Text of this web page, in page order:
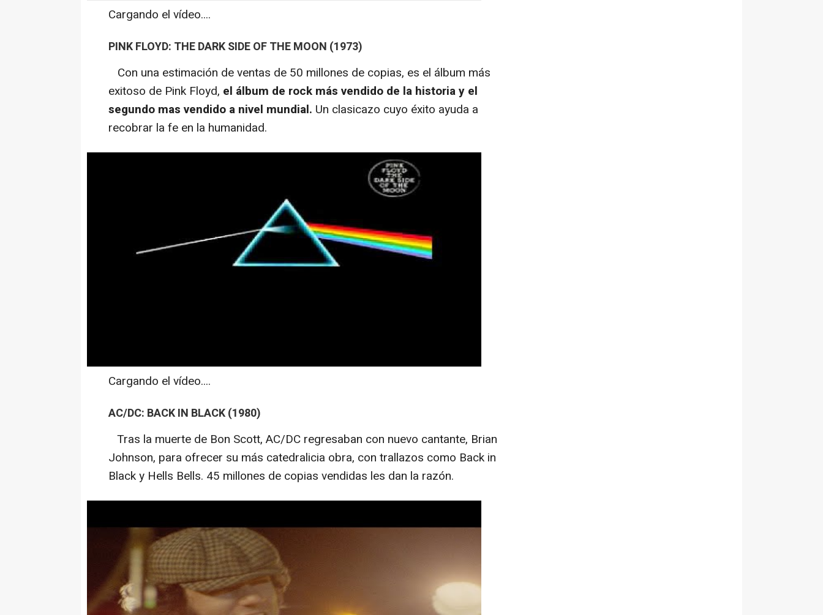
Cargando el vídeo....
PINK FLOYD: THE DARK SIDE OF THE MOON (1973)
Con una estimación de ventas de 50 millones de copias, es el álbum más
exitoso de Pink Floyd, el álbum de rock más vendido de la historia y el
segundo mas vendido a nivel mundial. Un clasicazo cuyo éxito ayuda a
recobrar la fe en la humanidad.
Cargando el vídeo....
AC/DC: BACK IN BLACK (1980)
Tras la muerte de Bon Scott, AC/DC regresaban con nuevo cantante, Brian
Johnson, para ofrecer su más catedralicia obra, con trallazos como Back in
Blacky Hells Bells. 45 millones de copias vendidas les dan la razón.